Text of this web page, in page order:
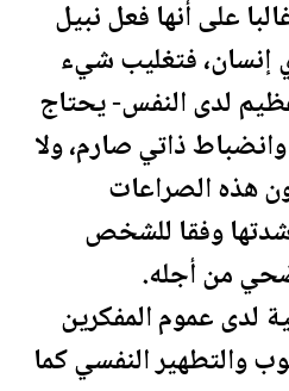
على أنها فعل نبيل
إنسان، فتغليب شيء
لدى النفس- يحتاج
وانضباط ذاتي صارم، ولا
هذه الصراعات
شدتها وفقا للشخص
من أجله.
لدى عموم المفكرين
والتطهير النفسي كما